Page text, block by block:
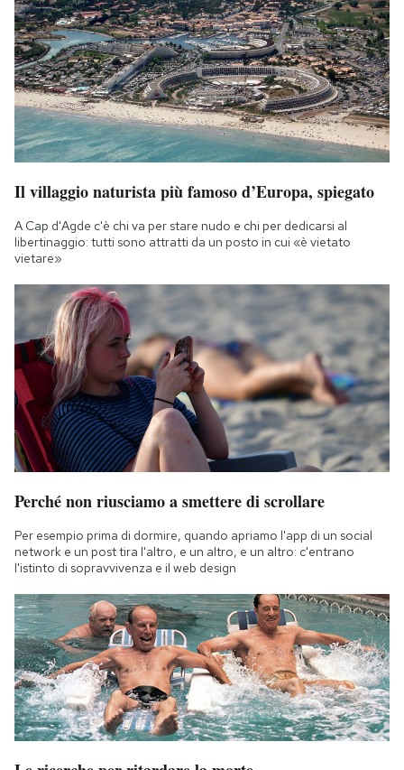
CALENDARIO
AREA PERSONALE
Area Personale
Notifiche mobile
Regala il Post
Hai bisogno di aiuto?
Esci
Il villaggio naturista più famoso d’Europa, spiegato
A Cap d'Agde c'è chi va per stare nudo e chi per dedicarsi al
libertinaggio: tutti sono attratti da un posto in cui «è vietato
vietare»
Perché non riusciamo a smettere di scrollare
Per esempio prima di dormire, quando apriamo l'app di un social
network e un post tira l'altro, e un altro, e un altro: c'entrano
l'istinto di sopravvivenza e il web design